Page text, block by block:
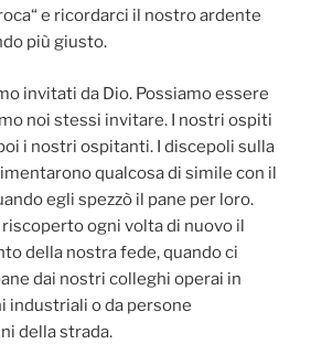
e ricordarci il nostro ardente
più giusto.
invitati da Dio. Possiamo essere
noi stessi invitare. I nostri ospiti
i nostri ospitanti. I discepoli sulla
qualcosa di simile con il
egli spezzò il pane per loro.
ogni volta di nuovo il
della nostra fede, quando ci
dai nostri colleghi operai in
industriali o da persone
della strada.